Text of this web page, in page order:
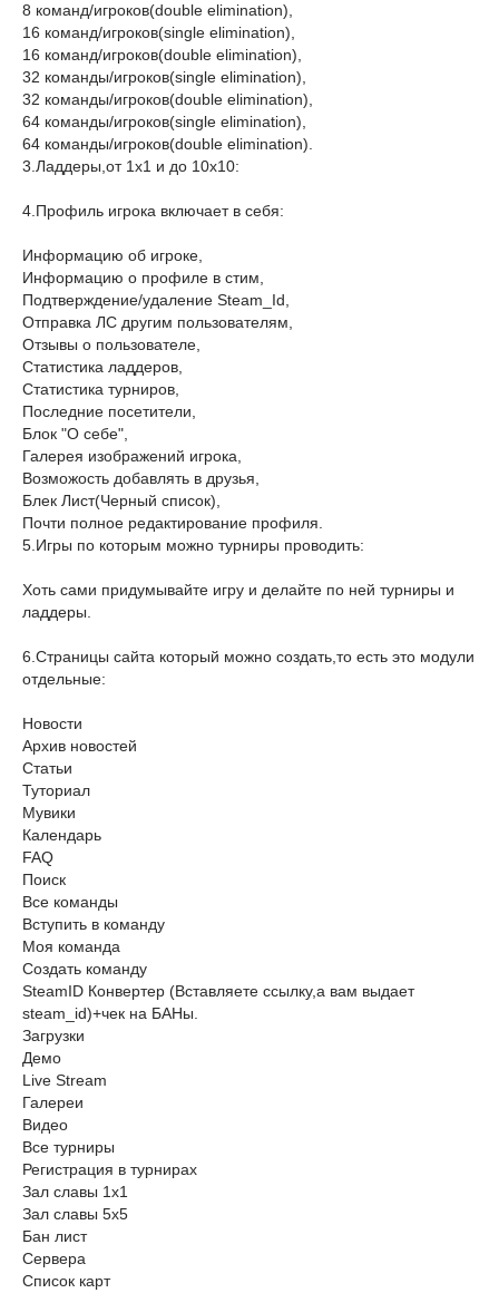
8 команд/игроков(double elimination),
16 команд/игроков(single elimination),
16 команд/игроков(double elimination),
32 команды/игроков(single elimination),
32 команды/игроков(double elimination),
64 команды/игроков(single elimination),
64 команды/игроков(double elimination).
3.Ладдеры,от 1х1 и до 10х10:
4.Профиль игрока включает в себя:
Информацию об игроке,
Информацию о профиле в стим,
Подтверждение/удаление Steam_Id,
Отправка ЛС другим пользователям,
Отзывы о пользователе,
Cтатистика ладдеров,
Статистика турниров,
Последние посетители,
Блок "О себе",
Галерея изображений игрока,
Возможость добавлять в друзья,
Блек Лист(Черный список),
Почти полное редактирование профиля.
5.Игры по которым можно турниры проводить:
Хоть сами придумывайте игру и делайте по ней турниры и
ладдеры.
6.Страницы сайта который можно создать,то есть это модули
отдельные:
Новости
Архив новостей
Статьи
Туториал
Мувики
Календарь
FAQ
Поиск
Все команды
Вступить в команду
Моя команда
Создать команду
SteamID Конвертер (Вставляете ссылку,а вам выдает
steam_id)+чек на БАНы.
Загрузки
Демо
Live Stream
Галереи
Видео
Все турниры
Регистрация в турнирах
Зал славы 1x1
Зал славы 5х5
Бан лист
Сервера
Список карт